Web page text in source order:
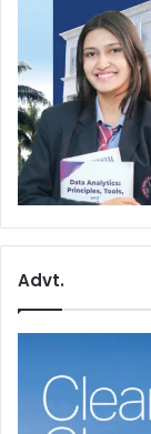
Advt.